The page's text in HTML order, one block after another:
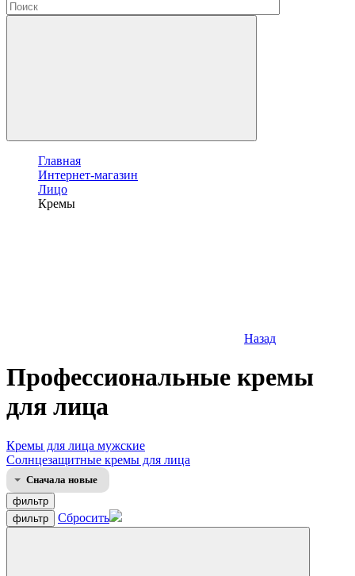
Главная
Интернет-магазин
Лицо
Кремы
Назад
Профессиональные кремы
для лица
Кремы для лица мужские
Солнцезащитные кремы для лица
Сначала новые
фильтр
фильтр
Сбросить